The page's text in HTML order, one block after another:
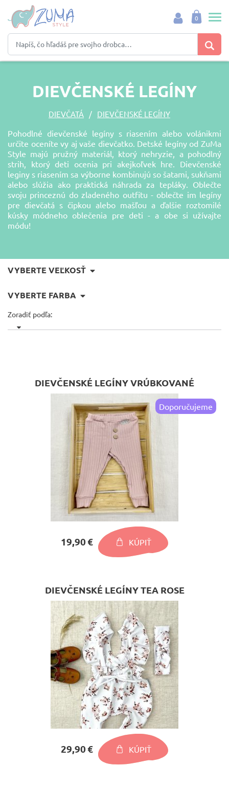
0
DIEVČENSKÉ LEGÍNY
DIEVČATÁ DIEVČENSKÉ LEGÍNY
Pohodlné dievčenské legíny s riasením alebo volánikmi
určite oceníte vy aj vaše dievčatko. Detské legíny od ZuMa
Style majú pružný materiál, ktorý nehryzie, a pohodlný
strih, ktorý deti ocenia pri akejkoľvek hre. Dievčenské
leginy s riasením sa výborne kombinujú so šatami, sukňami
alebo slúžia ako praktická náhrada za tepláky. Oblečte
svoju princeznú do zladeného outfitu - oblečte im legíny
pre dievčatá s čipkou alebo mašľou a ďalšie roztomilé
kúsky módneho oblečenia pre deti - a obe si užívajte
módu!
VYBERTE VEĽKOSŤ
VYBERTE FARBA
Zoradiť podľa:
DIEVČENSKÉ LEGÍNY VRÚBKOVANÉ
Doporučujeme
19,90 € KÚPIŤ
DIEVČENSKÉ LEGÍNY TEA ROSE
29,90 € KÚPIŤ